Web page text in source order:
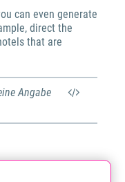
can even generate
direct the
that are
Angabe